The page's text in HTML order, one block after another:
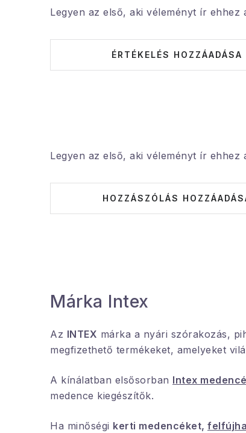
Legyen az első, aki véleményt ír ehhez
ÉRTÉKELÉS HOZZÁADÁSA
Legyen az első, aki véleményt ír ehhez
HOZZÁSZÓLÁS
Márka Intex
Az INTEX márka a nyári szórakozás,
megfizethető termékeket, amelyeket
A kínálatban elsősorban Intex
medence kiegészítők.
Ha minőségi kerti medencéket,